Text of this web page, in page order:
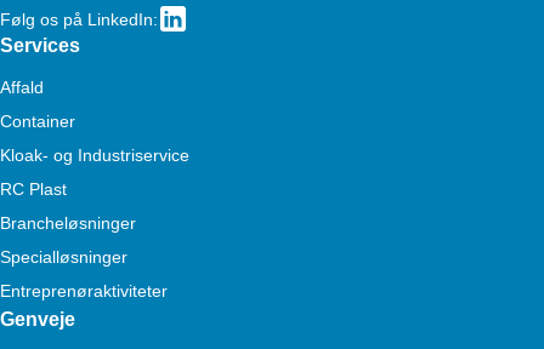
Følg os på LinkedIn:
Services
Affald
Container
Kloak- og Industriservice
RC Plast
Brancheløsninger
Specialløsninger
Entreprenøraktiviteter
Genveje